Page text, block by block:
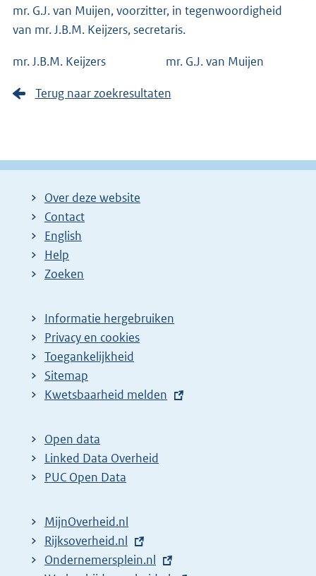
mr. G.J. van Muijen, voorzitter, in tegenwoordigheid
van mr. J.B.M. Keijzers, secretaris.
mr. J.B.M. Keijzers mr. G.J. van Muijen
Terug naar zoekresultaten
Over deze website
Contact
English
Help
Zoeken
Informatie hergebruiken
Privacy en cookies
Toegankelijkheid
Sitemap
E
t
e
r
l
i
n
Kwetsbaarheid melden
Open data
Linked Data Overheid
PUC Open Data
MijnOverheid.nl
E
x
Rijksoverheid.nl
E
Ondernemersplein.nl